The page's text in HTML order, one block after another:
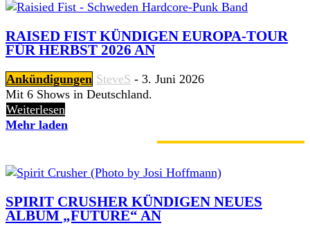
RAISED FIST KÜNDIGEN EUROPA-TOUR
FÜR HERBST 2026 AN
Ankündigungen SteveS - 3. Juni 2026
Mit 6 Shows in Deutschland.
Weiterlesen
Mehr laden
SPIRIT CRUSHER KÜNDIGEN NEUES
ALBUM „FUTURE“ AN